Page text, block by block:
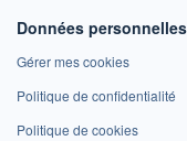
Données personnelles
Gérer mes cookies
Politique de confidentialité
Politique de cookies